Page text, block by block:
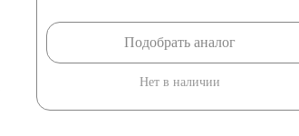
Подобрать аналог
Нет в наличии